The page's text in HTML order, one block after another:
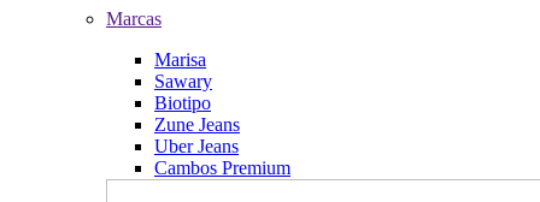
Marcas
Marisa
Sawary
Biotipo
Zune Jeans
Uber Jeans
Cambos Premium